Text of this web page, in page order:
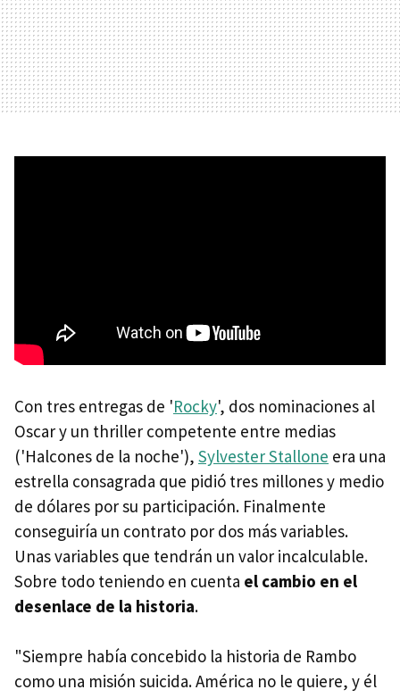
Con tres entregas de 'Rocky', dos nominaciones al
Oscar y un thriller competente entre medias
('Halcones de la noche'), Sylvester Stallone era una
estrella consagrada que pidió tres millones y medio
de dólares por su participación. Finalmente
conseguiría un contrato por dos más variables.
Unas variables que tendrán un valor incalculable.
Sobre todo teniendo en cuenta el cambio en el
desenlace de la historia.
"Siempre había concebido la historia de Rambo
como una misión suicida. América no le quiere, y él